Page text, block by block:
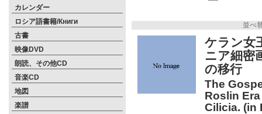
カレンダー
ロシア語書籍/Книги
古書
映像DVD
朗読、その他CD
音楽CD
地図
楽譜
並べ
ケラン女
ニア細密
の移行
The
Roslin
Cilicia. (in